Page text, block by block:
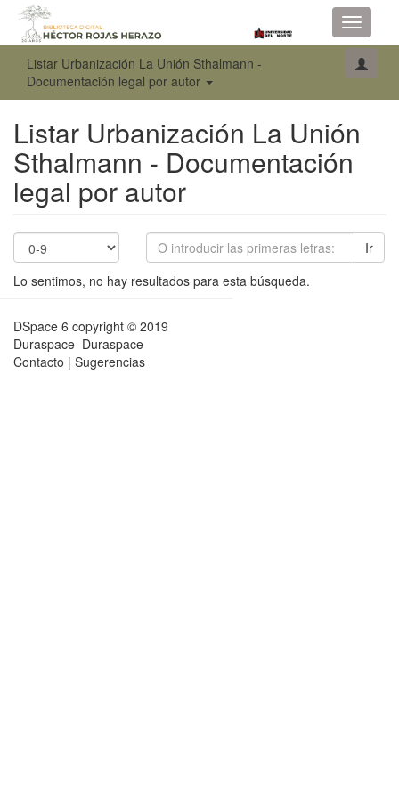
Toggle
Listar Urbanización La Unión Sthalmann -
Documentación legal por autor
Listar Urbanización La Unión
Sthalmann - Documentación
legal por autor
Ir
Lo sentimos, no hay resultados para esta búsqueda.
DSpace 6 copyright © 2019
Duraspace Duraspace
Contacto | Sugerencias